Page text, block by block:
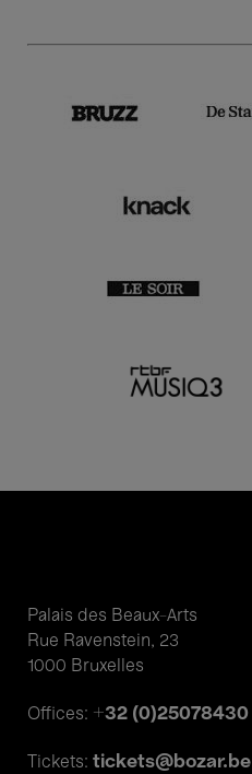
Palais des Beaux-Arts
Rue Ravenstein, 23
1000 Bruxelles
Offices: +32 (0)25078430
Tickets: tickets@bozar.be